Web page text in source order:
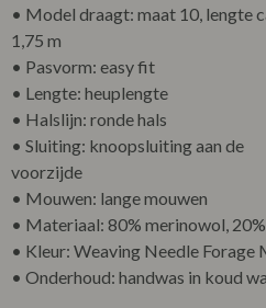
• Model draagt: maat 10, lengte
1,75 m
• Pasvorm: easy fit
• Lengte: heuplengte
• Halslijn: ronde hals
• Sluiting: knoopsluiting aan de
voorzijde
• Mouwen: lange mouwen
• Materiaal: 80% merinowol,
• Kleur: Weaving Needle Forage
• Onderhoud: handwas in koud